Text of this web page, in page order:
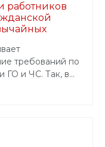
работников
требований по
ГО и ЧС. Так, в...